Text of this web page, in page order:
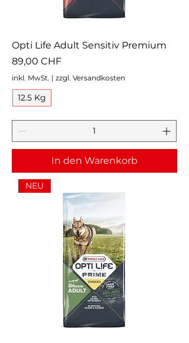
Opti Life Adult Sensitiv Premium
Preis
89,00 CHF
inkl. MwSt. | zzgl. Versandkosten
12.5 Kg
In den Warenkorb
NEU